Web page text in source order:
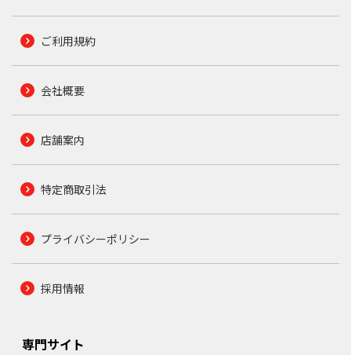
ご利用規約
会社概要
店舗案内
特定商取引法
プライバシーポリシー
採用情報
専門サイト